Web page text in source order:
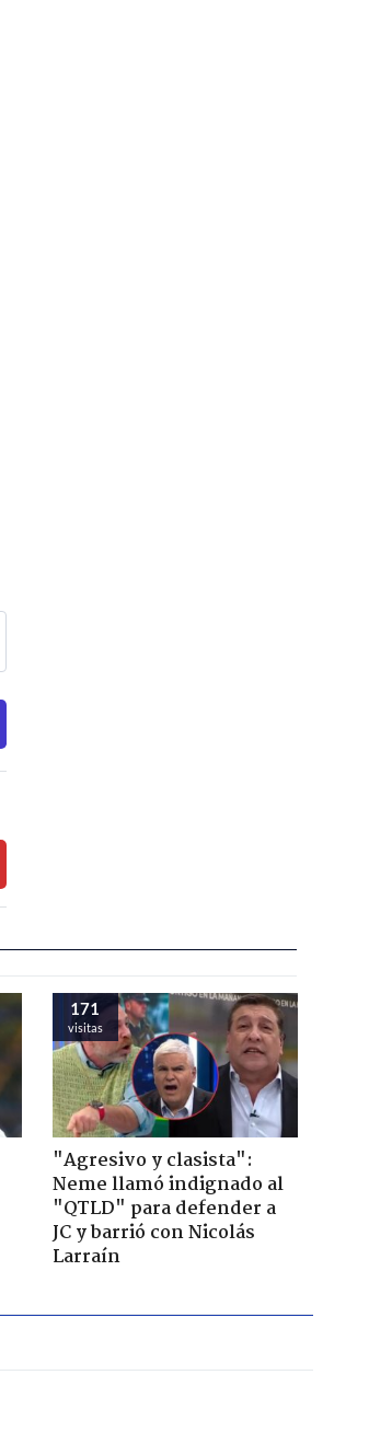
171
visitas
"Agresivo y clasista":
Neme llamó indignado al
"QTLD" para defender a
JC y barrió con Nicolás
Larraín